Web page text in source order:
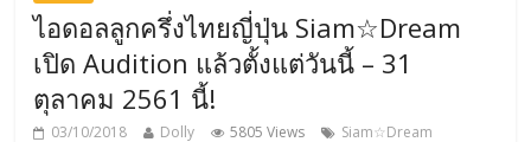
ไอดอลลูกครึ่งไทยญี่ปุ่น Siam☆Dream
เปิด Audition แล้วตั้งแต่วันนี้ – 31
ตุลาคม 2561 นี้!
03/10/2018 Dolly 5805 Views Siam☆Dream